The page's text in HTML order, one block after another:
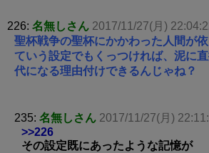
226: 名無しさん 2017/11/27(月)
聖杯戦争の聖杯にかかわった人間が
ていう設定でもくっつければ、泥に
代になる理由付けできるんじゃね？
235: 名無しさん 2017/11/27(月)
>>226
その設定既にあったような記憶が